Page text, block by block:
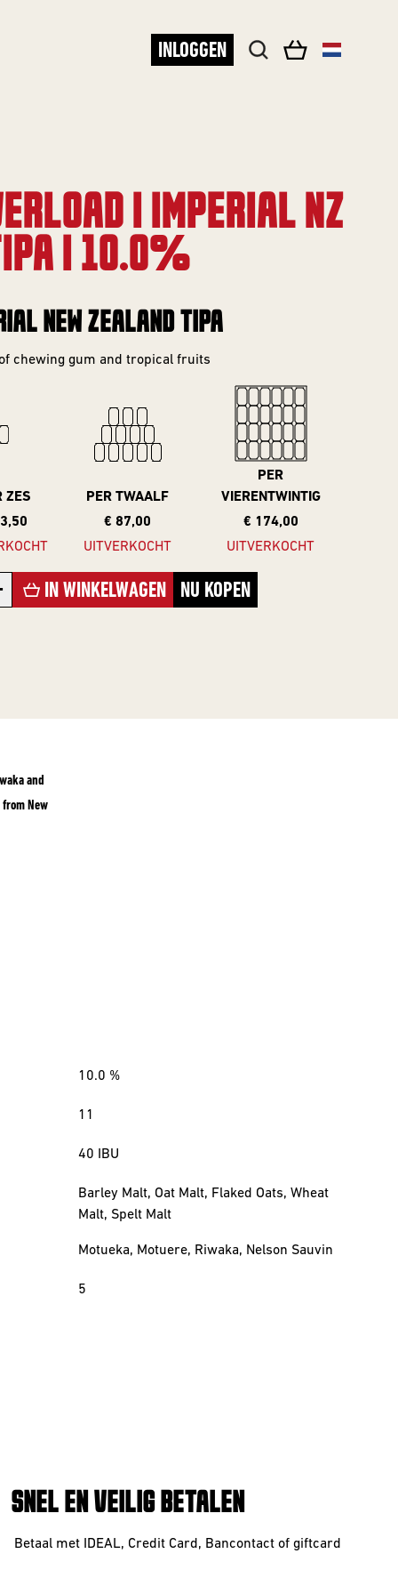
INLOGGEN
| IMPERIAL NZ
| 10.0%
NEW ZEALAND TIPA
chewing gum and tropical fruits
ZES
PER TWAALF
€ 87,00
UITVERKOCHT
PER
VIERENTWINTIG
€ 174,00
UITVERKOCHT
IN WINKELWAGEN NU KOPEN
and
New
10.0 %
11
40 IBU
Barley Malt, Oat Malt, Flaked Oats, Wheat
Malt, Spelt Malt
Motueka, Motuere, Riwaka, Nelson Sauvin
5
SNEL EN VEILIG BETALEN
Betaal met IDEAL, Credit Card, Bancontact of giftcard